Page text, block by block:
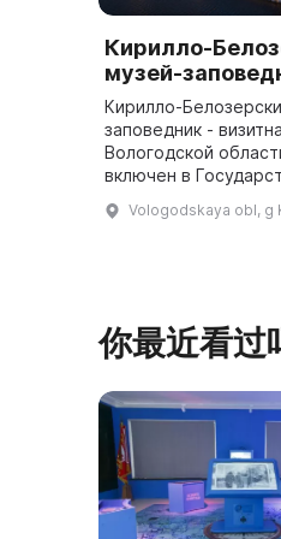
Кирилло-
музей-
Кирилло-
заповедник -
Вологодской
включен в
культурного
Vologodskaya obl, g
你最近看过